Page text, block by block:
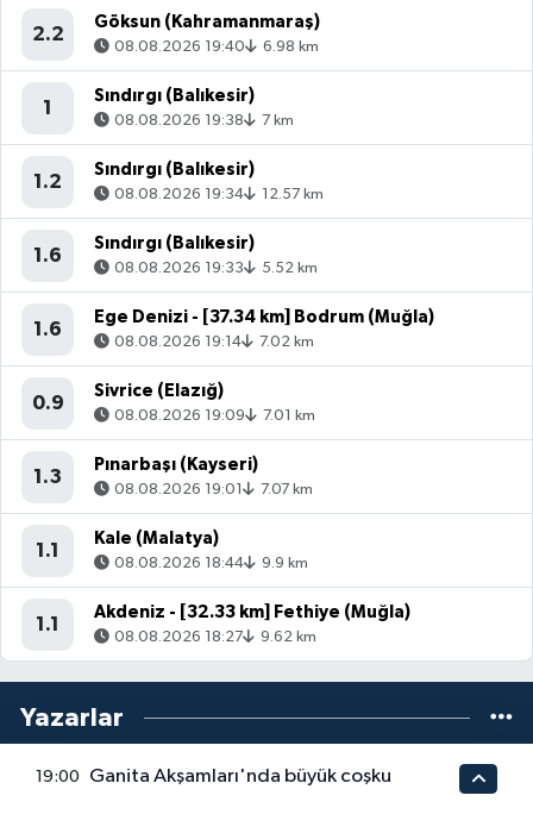
2.2
Göksun (Kahramanmaraş)
08.08.2026 19:40 6.98 km
1
Sındırgı (Balıkesir)
08.08.2026 19:38 7 km
1.2
Sındırgı (Balıkesir)
08.08.2026 19:34 12.57 km
1.6
Sındırgı (Balıkesir)
08.08.2026 19:33 5.52 km
1.6
Ege Denizi - [37.34 km] Bodrum (Muğla)
08.08.2026 19:14 7.02 km
0.9
Sivrice (Elazığ)
08.08.2026 19:09 7.01 km
1.3
Pınarbaşı (Kayseri)
08.08.2026 19:01 7.07 km
1.1
Kale (Malatya)
08.08.2026 18:44 9.9 km
1.1
Akdeniz - [32.33 km] Fethiye (Muğla)
08.08.2026 18:27 9.62 km
Yazarlar
ERDOĞAN AKSU
19:00 Ganita Akşamları'nda büyük coşku